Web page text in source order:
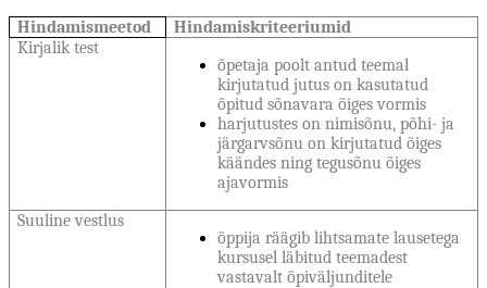
Hindamismeetod
Hindamiskriteeriumid
Kirjalik test
õpetaja poolt antud teemal
kirjutatud jutus on kasutatud
õpitud sõnavara õiges vormis
harjutustes on nimisõnu, põhi- ja
järgarvsõnu on kirjutatud õiges
käändes ning tegusõnu õiges
ajavormis
Suuline vestlus
õppija räägib lihtsamate lausetega
kursusel läbitud teemadest
vastavalt õpiväljunditele